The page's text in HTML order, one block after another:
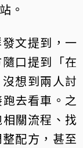
。
文提到，一
口提到「在
想到兩人討
去看車。之
關流程、找
配方，甚至